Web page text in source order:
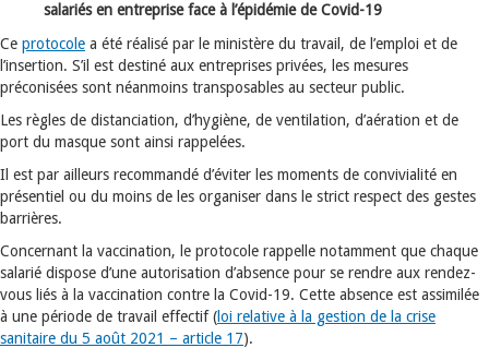
salariés en entreprise face à l’épidémie de Covid-19
Ce protocole a été réalisé par le ministère du travail, de l’emploi et de
l’insertion. S’il est destiné aux entreprises privées, les mesures
préconisées sont néanmoins transposables au secteur public.
Les règles de distanciation, d’hygiène, de ventilation, d’aération et de
port du masque sont ainsi rappelées.
Il est par ailleurs recommandé d’éviter les moments de convivialité en
présentiel ou du moins de les organiser dans le strict respect des gestes
barrières.
Concernant la vaccination, le protocole rappelle notamment que chaque
salarié dispose d’une autorisation d’absence pour se rendre aux rendez-
vous liés à la vaccination contre la Covid-19. Cette absence est assimilée
à une période de travail effectif (loi relative à la gestion de la crise
sanitaire du 5 août 2021 – article 17).